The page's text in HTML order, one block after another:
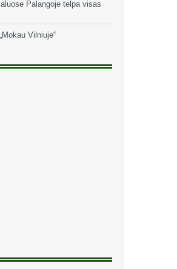
Palangoje telpa visas
Vilniuje“